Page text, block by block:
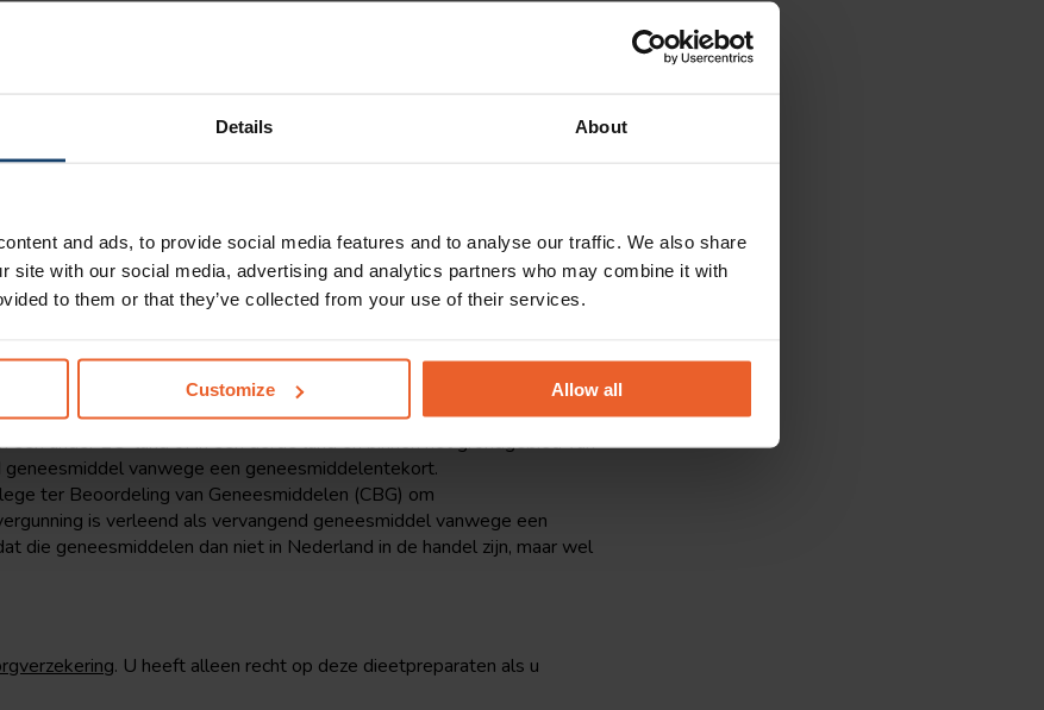
Details About
and ads, to provide social media features and to analyse our traffic. We also share
site with our social media, advertising and analytics partners who may combine it with
to them or that they’ve collected from your use of their services.
Customize Allow all
die (bijna) gelijkwaardig zijn aan een geregistreerd
1 van de Regeling zorgverzekering, met uitzondering van
UR-geneesmiddelen (Uitsluitend Recept-geneesmiddel)
geen besluit over de aanwijzing (bedoeld in
, eerste
is genomen;
UR-geneesmiddel dat is opgenomen in bijlage 3, onderdeel A,
vermelde criteria is voldaan.
toestemming door het Staatstoezicht op de volksgezondheid, en
te stellen regels, worden afgeleverd naar aanleiding van een
zijn toezicht bestemd zijn voor gebruik door u, als:
door een fabrikant met een vergunning voor het bereiden van
en zijn bereid volgens de specificaties van die arts; of
een ander EU-land of in een derde land en binnen het grondgebied van
ziekte lijdt die in Nederland niet vaker voorkomt dan bij 1 op de
een ander EU-land of in een derde land en binnen het grondgebied van
geneesmiddel vanwege een geneesmiddelentekort.
ter Beoordeling van Geneesmiddelen (CBG) om
is verleend als vervangend geneesmiddel vanwege een
die geneesmiddelen dan niet in Nederland in de handel zijn, maar wel
. U heeft alleen recht op deze dieetpreparaten als u